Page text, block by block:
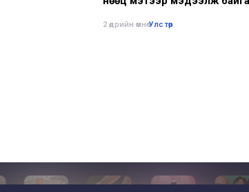
2 өдрийн өмнө•Улс төр